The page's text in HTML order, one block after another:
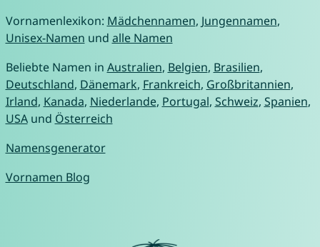
Vornamenlexikon: Mädchennamen, Jungennamen,
Unisex-Namen und alle Namen
Beliebte Namen in Australien, Belgien, Brasilien,
Deutschland, Dänemark, Frankreich, Großbritannien,
Irland, Kanada, Niederlande, Portugal, Schweiz, Spanien,
USAund Österreich
Namensgenerator
Vornamen Blog